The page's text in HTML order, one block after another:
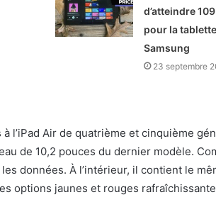
d’atteindre
pour la
Samsung
23 septembre
l’iPad Air de quatrième et cinquième
de 10,2 pouces du dernier modèle.
données. À l’intérieur, il contient le
options jaunes et rouges